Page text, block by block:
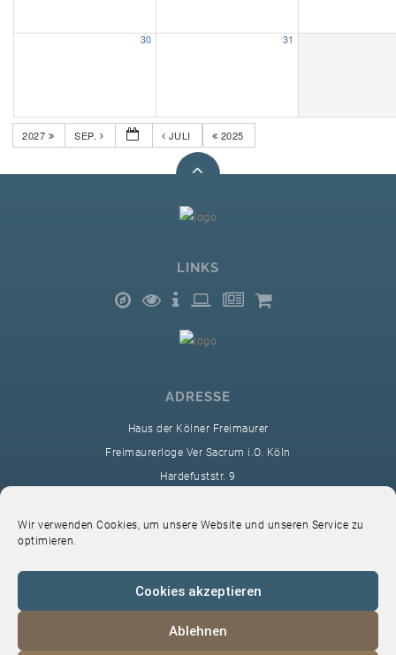
Wir verwenden Cookies, um unsere Website und unseren Service zu
optimieren.
Cookies akzeptieren
Ablehnen
30 31
2025
JULI
SEP.
2027
LINKS
ADRESSE
Haus der Kölner Freimaurer
Freimaurerloge Ver Sacrum i.O. Köln
Hardefuststr. 9
sekretariat@ver-sacrum.org
© 2024 Copyright Ver Sacrum